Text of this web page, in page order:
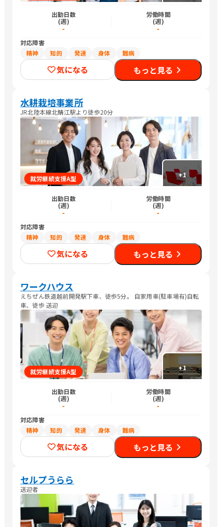
出勤日数
(週)
-
労働時間
(週)
-
対応障害
精神
知的 発達 身体 難病
気になる もっと見る
水耕栽培事業所
JR北陸本線北鯖江駅より徒歩20分
+1
就労継続支援A型
出勤日数
(週)
-
労働時間
(週)
-
対応障害
精神
知的 発達 身体 難病
気になる もっと見る
ワークハウス
えちぜん鉄道越前開発駅下車、徒歩5分。 自家用車(駐車場有)自転
車、徒歩 送迎
+1
就労継続支援A型
出勤日数
(週)
-
労働時間
(週)
-
対応障害
精神
知的 発達 身体 難病
気になる もっと見る
セルプうらら
送迎者